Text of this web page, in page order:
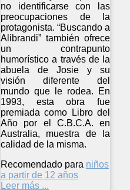
no identificarse con las
preocupaciones de la
protagonista. “Buscando a
Alibrandi” también ofrece
un contrapunto
humorístico a través de la
abuela de Josie y su
visión diferente del
mundo que le rodea. En
1993, esta obra fue
premiada como Libro del
Año por el C.B.C.A. en
Australia, muestra de la
calidad de la misma.
Recomendado para niños
a partir de 12 años
Leer más ...